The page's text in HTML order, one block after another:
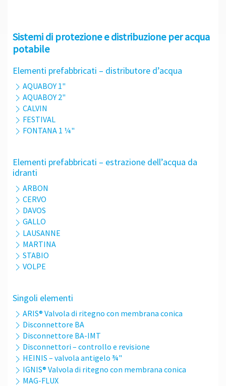
Sistemi di protezione e distribuzione per acqua
potabile
Elementi prefabbricati – distributore d’acqua
AQUABOY 1"
AQUABOY 2"
CALVIN
FESTIVAL
FONTANA 1 ¼"
Elementi prefabbricati – estrazione dell’acqua da
idranti
ARBON
CERVO
DAVOS
GALLO
LAUSANNE
MARTINA
STABIO
VOLPE
Singoli elementi
ARIS® Valvola di ritegno con membrana conica
Disconnettore BA
Disconnettore BA-IMT
Disconnettori – controllo e revisione
HEINIS – valvola antigelo ¾"
IGNIS® Valvola di ritegno con membrana conica
MAG-FLUX